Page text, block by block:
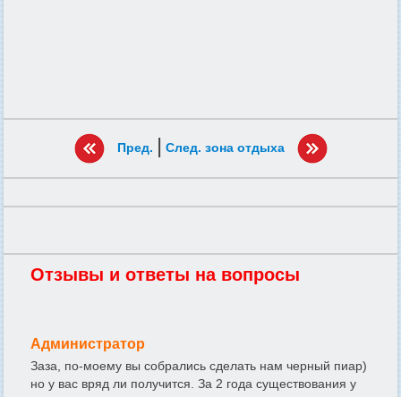
Пред. | След. зона отдыха
Отзывы и ответы на вопросы
Администратор
Заза, по-моему вы собрались сделать нам черный пиар)
но у вас вряд ли получится. За 2 года существования у